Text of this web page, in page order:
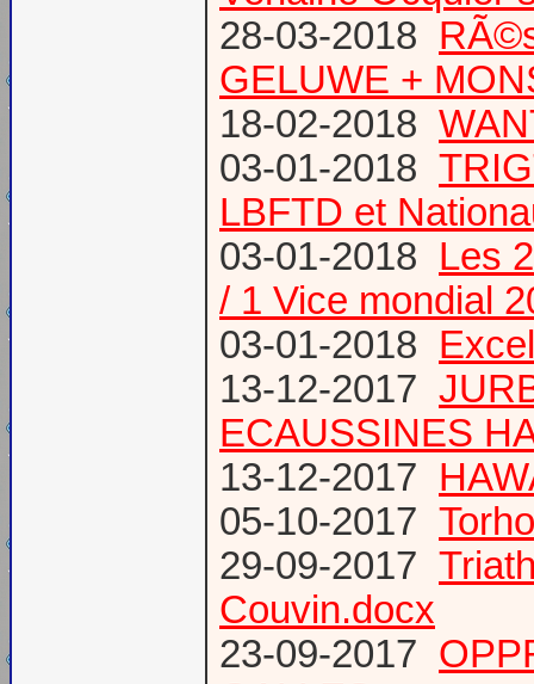
28-03-2018
GELUWE +
18-02-2018
03-01-2018
LBFTD et
03-01-2018 Les
/ 1 Vice mondial
03-01-2018
13-12-2017
ECAUSSINES
13-12-2017
05-10-2017
29-09-2017
Couvin.docx
23-09-2017